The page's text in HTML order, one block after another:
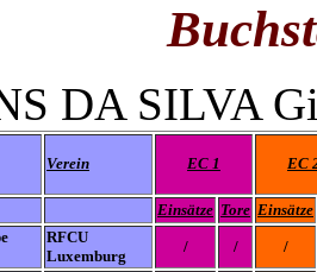
DA SILVA
Verein EC 1 EC
Einsätze Tore Einsätze
RFCU
Luxemburg
/ / /